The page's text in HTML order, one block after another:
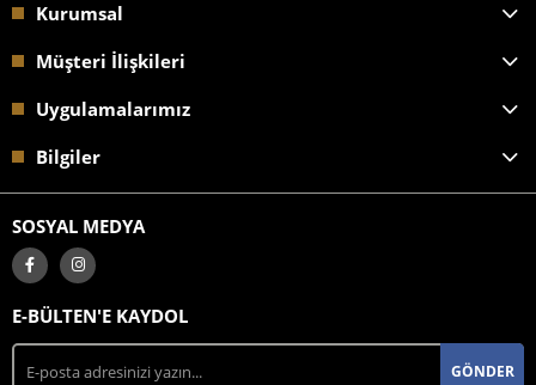
Kurumsal
Müşteri İlişkileri
Uygulamalarımız
Bilgiler
SOSYAL MEDYA
E-BÜLTEN'E KAYDOL
GÖNDER